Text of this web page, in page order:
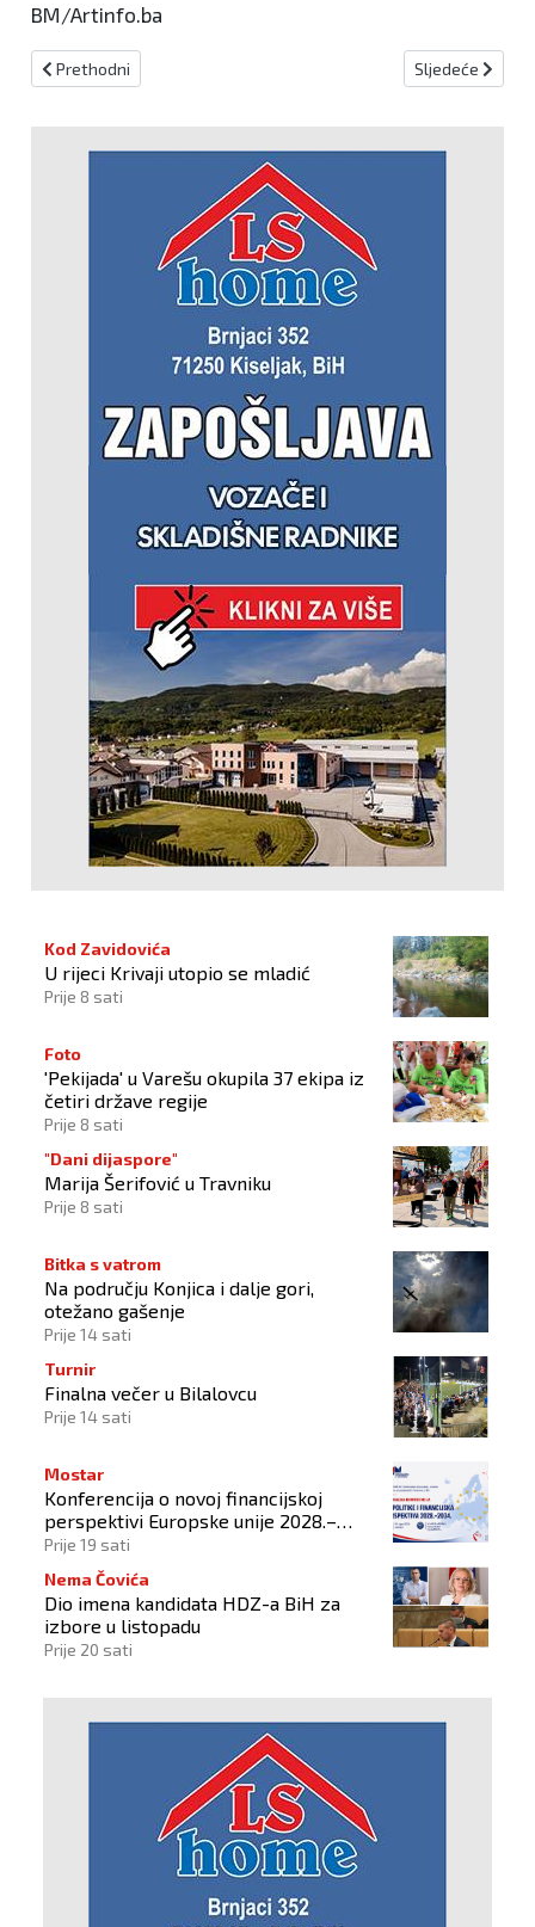
BM/Artinfo.ba
Prethodni članak: Izbornik reprezentacije BiH i nogometni
Prethodni Sljedeći
Sljedeće
Kod Zavidovića
U rijeci Krivaji utopio se mladić
Prije 8 sati
Foto
'Pekijada' u Varešu okupila 37 ekipa iz
četiri države regije
Prije 8 sati
"Dani dijaspore"
Marija Šerifović u Travniku
Prije 8 sati
Bitka s vatrom
Na području Konjica i dalje gori,
otežano gašenje
Prije 14 sati
Turnir
Finalna večer u Bilalovcu
Prije 14 sati
Mostar
Konferencija o novoj financijskoj
perspektivi Europske unije 2028.–
2034.
Prije 19 sati
Nema Čovića
Dio imena kandidata HDZ-a BiH za
izbore u listopadu
Prije 20 sati